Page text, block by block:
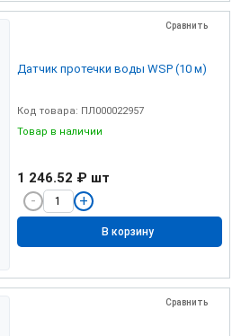
Сравнить
Датчик протечки воды WSP (10 м)
Код товара: ПЛ000022957
Товар в наличии
1 246.52 ₽ шт
В корзину
Сравнить